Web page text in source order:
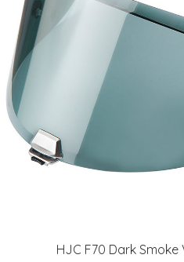
HJC F70 Dark